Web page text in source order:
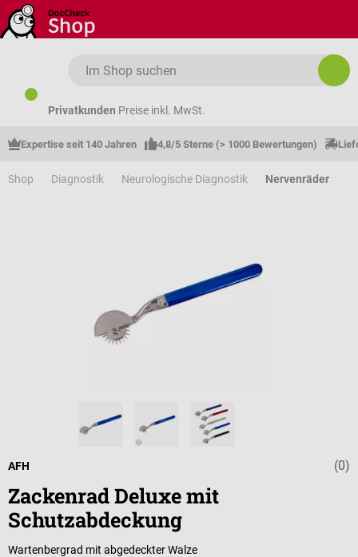
Zum Hauptinhalt springen
Privatkunden Preise inkl. MwSt.
Expertise seit 140 Jahren 4,8/5 Sterne (> 1000 Bewertungen)
Shop Diagnostik Neurologische Diagnostik Nervenräder
(0)
AFH
Zackenrad Deluxe mit
Schutzabdeckung
Wartenbergrad mit abgedeckter Walze